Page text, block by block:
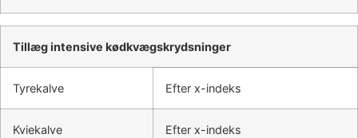
Tillæg intensive kødkvægskrydsninger
Tyrekalve Efter x-indeks
Kviekalve Efter x-indeks